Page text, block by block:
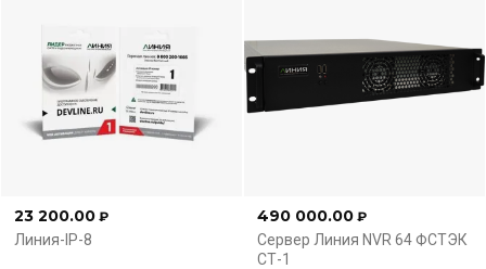
23 200.00 ₽
Линия-IP-8
490 000.00 ₽
Сервер Линия NVR 64 ФСТЭК
СТ-1